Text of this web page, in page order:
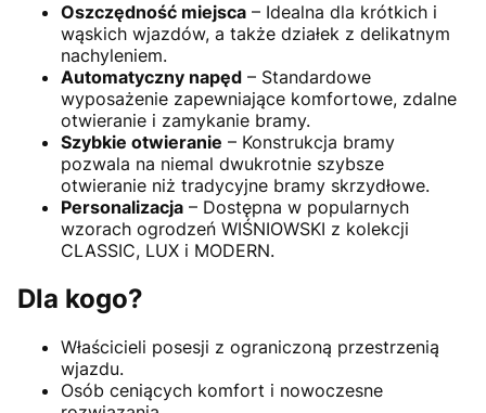
Oszczędność miejsca – Idealna dla krótkich i
wąskich wjazdów, a także działek z delikatnym
nachyleniem.
Automatyczny napęd – Standardowe
wyposażenie zapewniające komfortowe, zdalne
otwieranie i zamykanie bramy.
Szybkie otwieranie – Konstrukcja bramy
pozwala na niemal dwukrotnie szybsze
otwieranie niż tradycyjne bramy skrzydłowe.
Personalizacja – Dostępna w popularnych
wzorach ogrodzeń WIŚNIOWSKI z kolekcji
CLASSIC, LUX i MODERN.
Dla kogo?
Właścicieli posesji z ograniczoną przestrzenią
wjazdu.
Osób ceniących komfort i nowoczesne